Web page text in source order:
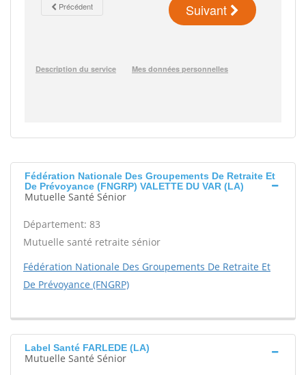
Fédération Nationale Des Groupements De Retraite Et
De Prévoyance (FNGRP) VALETTE DU VAR (LA)
Mutuelle Santé Sénior
Département: 83
Mutuelle santé retraite sénior
Fédération Nationale Des Groupements De Retraite Et
De Prévoyance (FNGRP)
Label Santé FARLEDE (LA)
Mutuelle Santé Sénior